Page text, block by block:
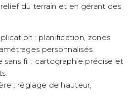
du terrain et en gérant des
: planification, zones
personnalisés.
fil : cartographie précise et
: réglage de hauteur,